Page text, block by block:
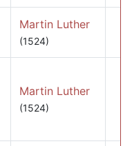
Martin Luther
(1524)
Martin Luther
(1524)